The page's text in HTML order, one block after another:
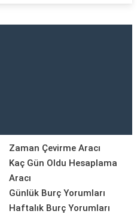
Zaman Çevirme Aracı
Kaç Gün Oldu Hesaplama
Aracı
Günlük Burç Yorumları
Haftalık Burç Yorumları